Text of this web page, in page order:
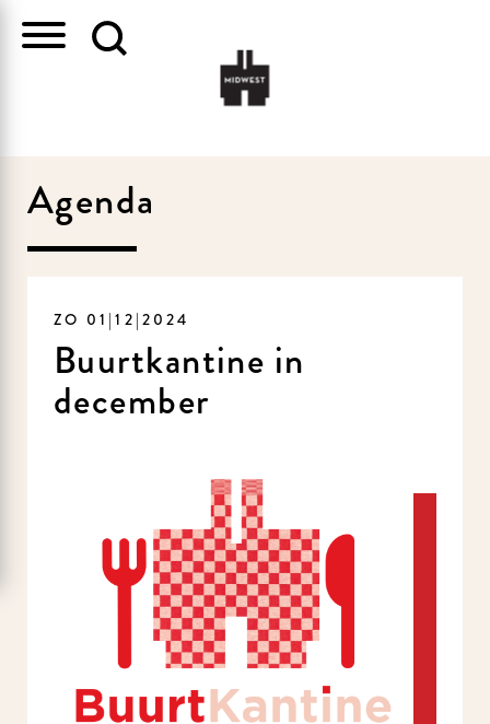
Agenda
ZO 01|12|2024
Buurtkantine in
december